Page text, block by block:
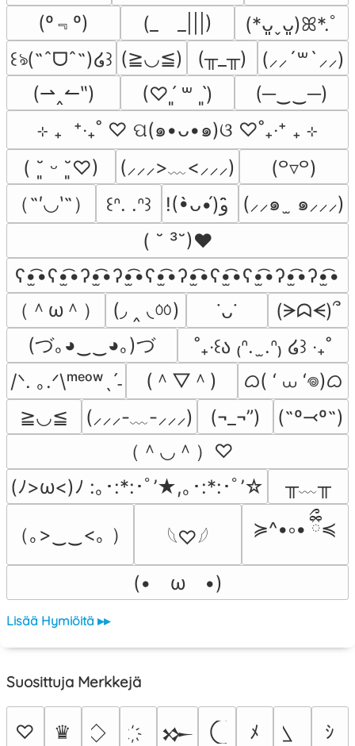
(º﹃º) (_　_|||)
(*ᴗ͈ˬᴗ͈)ꕤ*.ﾟ
꒰ঌ(˶ˆᗜˆ˵)໒꒱ (≧◡≦) (╥_╥)
(⸝⸝´꒳`⸝⸝)
(⇀‸↼‶)
(♡ˊ͈ ꒳ ˋ͈)
(─‿‿─)
⊹ ₊  ⁺‧₊˚ ♡ ପ(๑•ᴗ•๑)ଓ ♡˚₊‧⁺ ₊ ⊹
( ˘͈ ᵕ ˘͈♡)
(⸝⸝⸝>﹏<⸝⸝⸝)
(꒪▿꒪)
（˶′◡‵˶）
꒰ᐢ. .ᐢ꒱
(⸝⸝๑  ̫ ๑⸝⸝⸝)
( ˘ ³˘)♥
ʕ•̫͡•ʕ•̫͡•ʔ•̫͡•ʔ•̫͡•ʕ•̫͡•ʔ•̫͡•ʕ•̫͡•ʕ•̫͡•ʔ•̫͡•ʔ•̫͡•
（＾ω＾）
(◞ ‸ ◟ㆀ) ˙ᴗ˙
(ᗒᗣᗕ)՞
(づ｡◕‿‿◕｡)づ
˚₊‧꒰ა ₍ᐢ.  ̫.ᐢ₎ ໒꒱ ‧₊˚
/ᐠ. ｡.ᐟ\ᵐᵉᵒʷˎˊ˗
(＾▽＾)
ᜊ( ‘ ⩊ ‘𖦹)ᜊ
≧◡≦
(⸝⸝⸝-﹏-⸝⸝⸝) (¬_¬”)
(˶º⤙º˶)
（＾◡＾）♡
(ﾉ>ω<)ﾉ :｡･:*:･ﾟ’★,｡･:*:･ﾟ’☆
╥﹏╥
（｡>‿‿<｡ ） 𓆩♡𓆪 ≽^•༚• ྀིྀ≼
(•　ω　•)
Lisää Hymiöitä ▸▸
Suosittuja Merkkejä
♡ ♛ 𒁍 ﾒ ｼ